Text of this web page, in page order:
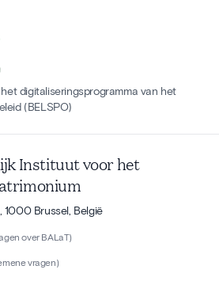
digitaliseringsprogramma van het
(BELSPO)
Instituut voor het
1000 Brussel, België
over BALaT)
vragen)